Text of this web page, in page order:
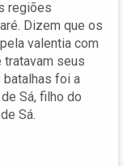
regiões
Dizem que os
valentia com
tratavam seus
batalhas foi a
Sá, filho do
Sá.